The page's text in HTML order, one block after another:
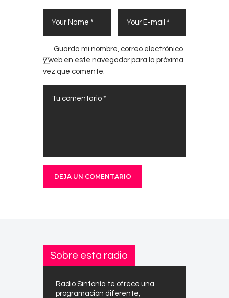
Guarda mi nombre, correo electrónico
y web en este navegador para la próxima
vez que comente.
Sobre esta radio
Radio Sintonía te ofrece una
programación diferente,